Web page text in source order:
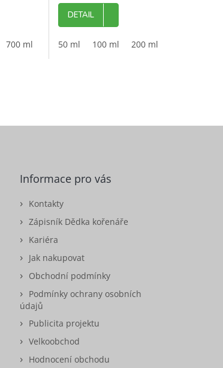
700 ml
DETAIL
50 ml 100 ml 200 ml
Informace pro vás
Kontakty
Zápisník Dědka kořenáře
Kariéra
Jak nakupovat
Obchodní podmínky
Podmínky ochrany osobních
údajů
Publicita projektu
Velkoobchod
Hodnocení obchodu